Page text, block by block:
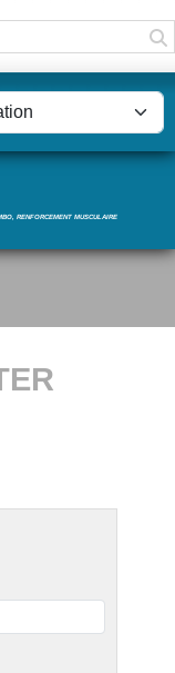
RENFORCEMENT MUSCULAIRE